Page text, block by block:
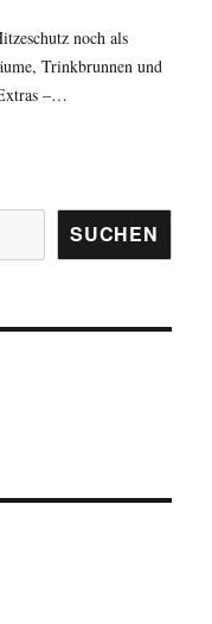
noch als
Trinkbrunnen und
–…
SUCHEN